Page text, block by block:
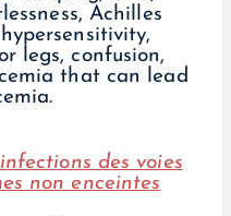
Achilles
legs, confusion,
that can lead
des voies
non enceintes